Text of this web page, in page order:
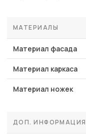
МАТЕРИАЛЫ
Материал фасада
Материал каркаса
Материал ножек
ДОП. ИНФОРМАЦИЯ